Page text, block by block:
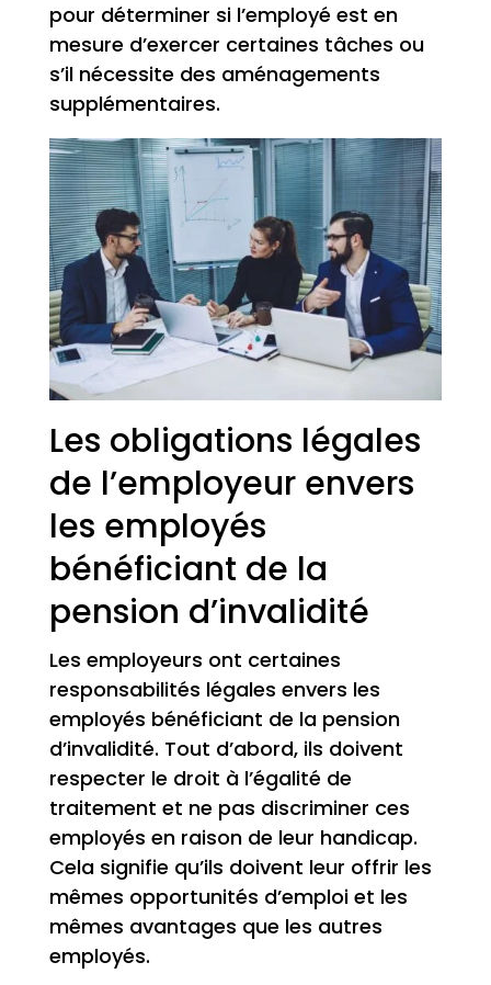
pour déterminer si l’employé est en
mesure d’exercer certaines tâches ou
s’il nécessite des aménagements
supplémentaires.
Les obligations légales
de l’employeur envers
les employés
bénéficiant de la
pension d’invalidité
Les employeurs ont certaines
responsabilités légales envers les
employés bénéficiant de la pension
d’invalidité. Tout d’abord, ils doivent
respecter le droit à l’égalité de
traitement et ne pas discriminer ces
employés en raison de leur handicap.
Cela signifie qu’ils doivent leur offrir les
mêmes opportunités d’emploi et les
mêmes avantages que les autres
employés.